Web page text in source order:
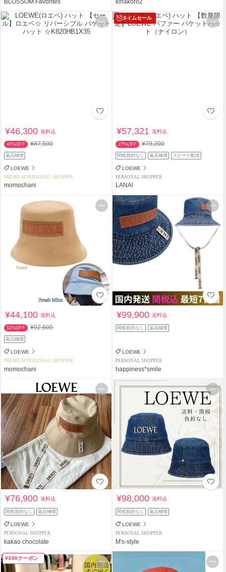
BLOSSOM Favorites kinakoro2
¥46,300送料込
47%OFF ¥87,500
返品補償
LOEWE
PREMIUM PERSONAL SHOPPER
momochani
タイムセール
¥57,321送料込
27%OFF ¥79,200
関税負担なし 返品補償 スピード配送
LOEWE
PERSONAL SHOPPER
LANAI
¥44,100送料込
52%OFF ¥92,600
返品補償
LOEWE
PREMIUM PERSONAL SHOPPER
momochani
¥99,900送料込
関税負担なし 返品補償
LOEWE
PERSONAL SHOPPER
happiness*smile
¥76,900送料込
関税負担なし 返品補償
LOEWE
PERSONAL SHOPPER
kakao chocolate
¥98,000送料込
関税負担なし 返品補償
LOEWE
PERSONAL SHOPPER
M's-style
¥300クーポン